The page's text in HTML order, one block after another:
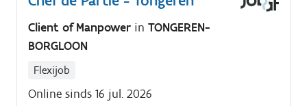
Client of Manpower in TONGEREN-
BORGLOON
Flexijob
Online sinds 16 jul. 2026